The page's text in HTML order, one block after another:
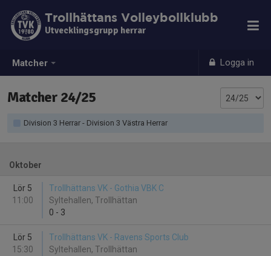
Matcher Logga in
Trollhättans Volleybollklubb
Utvecklingsgrupp herrar
Matcher 24/25
Division 3 Herrar - Division 3 Västra Herrar
Oktober
Lör 5
11:00
Trollhättans VK - Gothia VBK C
Syltehallen, Trollhättan
0 - 3
Lör 5
15:30
Trollhättans VK - Ravens Sports Club
Syltehallen, Trollhättan